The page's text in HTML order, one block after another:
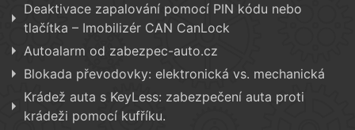
Deaktivace zapalování pomocí PIN kódu nebo
tlačítka – Imobilizér CAN CanLock
Autoalarm od zabezpec-auto.cz
Blokada převodovky: elektronická vs. mechanická
Krádež auta s KeyLess: zabezpečení auta proti
krádeži pomocí kufříku.